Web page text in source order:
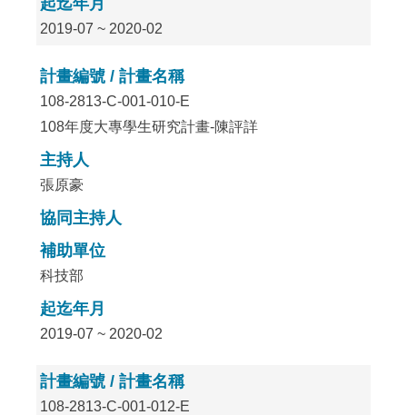
起迄年月
2019-07 ~ 2020-02
計畫編號 / 計畫名稱
108-2813-C-001-010-E
108年度大專學生研究計畫-陳評詳
主持人
張原豪
協同主持人
補助單位
科技部
起迄年月
2019-07 ~ 2020-02
計畫編號 / 計畫名稱
108-2813-C-001-012-E